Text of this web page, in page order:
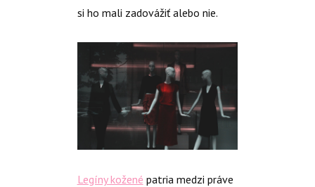
si ho mali zadovážiť alebo nie.
Legíny kožené patria medzi práve